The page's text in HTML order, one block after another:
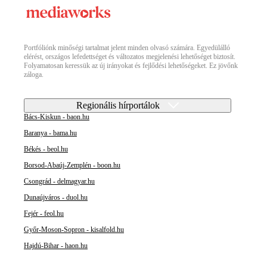
Portfóliónk minőségi tartalmat jelent minden olvasó számára. Egyedülálló
elérést, országos lefedettséget és változatos megjelenési lehetőséget biztosít.
Folyamatosan keressük az új irányokat és fejlődési lehetőségeket. Ez jövőnk
záloga.
Regionális hírportálok
Bács-Kiskun - baon.hu
Baranya - bama.hu
Békés - beol.hu
Borsod-Abaúj-Zemplén - boon.hu
Csongrád - delmagyar.hu
Dunaújváros - duol.hu
Fejér - feol.hu
Győr-Moson-Sopron - kisalfold.hu
Hajdú-Bihar - haon.hu